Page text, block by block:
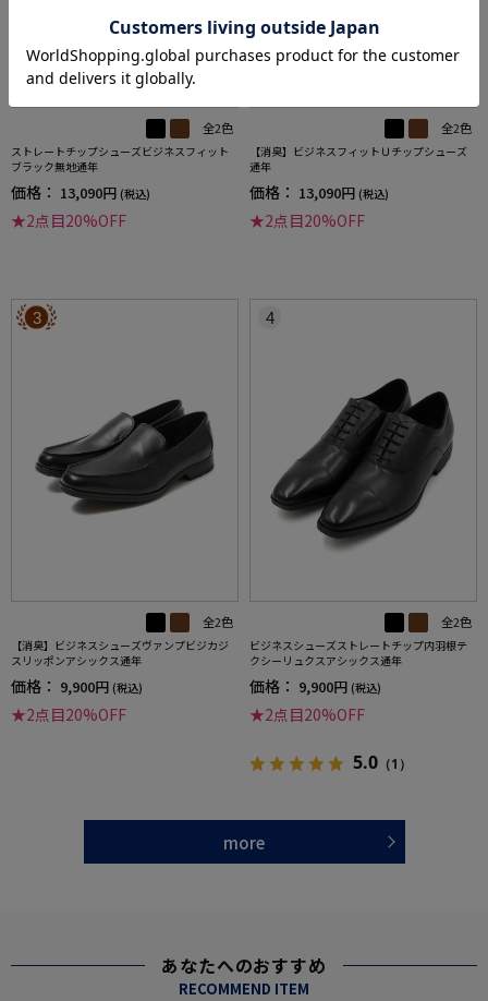
全2色
ストレートチップシューズビジネスフィット
ブラック無地通年
価格： 13,090円 (税込)
★2点目20%OFF
全2色
【消臭】ビジネスフィットＵチップシューズ
通年
価格： 13,090円 (税込)
★2点目20%OFF
3
全2色
【消臭】ビジネスシューズヴァンプビジカジ
スリッポンアシックス通年
価格： 9,900円 (税込)
★2点目20%OFF
4
全2色
ビジネスシューズストレートチップ内羽根テ
クシーリュクスアシックス通年
価格： 9,900円 (税込)
★2点目20%OFF
5.0 （1）
more
あなたへのおすすめ
RECOMMEND ITEM